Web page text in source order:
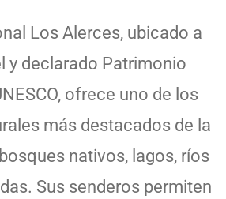
Los Alerces, ubicado a
y declarado Patrimonio
ofrece uno de los
más destacados de la
nativos, lagos, ríos
Sus senderos permiten